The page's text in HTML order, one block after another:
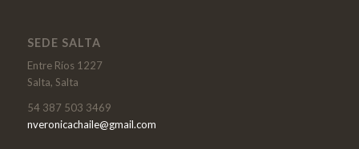
SEDE SALTA
Entre Ríos 1227
Salta, Salta
54 387 503 3469
nveronicachaile@gmail.com